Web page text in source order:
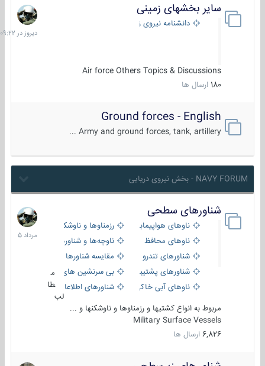
سایر بخشهای زمینی
دانشنامه نیروی زمینی
Air force Others Topics & Discussions
180 ارسال ها
دیروز
در
09:22
Ground forces - English
Army and ground forces, tank, artillery ...
NAVY FORUM - بخش نیروی دریایی
شناورهای سطحی
ناوهای هواپیمابر و بالگرد بررزمناوها و ناوشکن‌ها
ناوهای محافظ
ناوچه‌ها و شناورهای گشتی
شناورهای تندرو
مقایسه شناورها
شناورهای پشتیبانی
بی سرنشین های دریایی
ناوهای آبی خاکی و نیروبرشناورهای اطلاعاتی و جاسوسی
طا
لب
مربوط به انواع کشتیها و رزمناوها و ناوشکنها و ...
Military Surface Vessels
6,826 ارسال ها
2
مرداد
1405